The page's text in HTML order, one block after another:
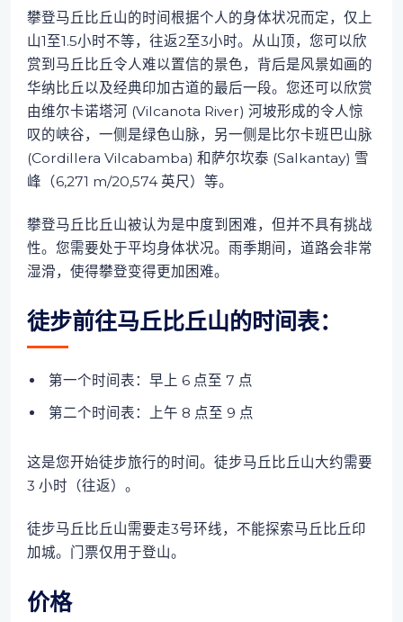
攀登马丘比丘山的时间根据个人的身体状况而定，仅上
山1至1.5小时不等，往返2至3小时。从山顶，您可以欣
赏到马丘比丘令人难以置信的景色，背后是风景如画的
华纳比丘以及经典印加古道的最后一段。您还可以欣赏
由维尔卡诺塔河 (Vilcanota River) 河坡形成的令人惊
叹的峡谷，一侧是绿色山脉，另一侧是比尔卡班巴山脉
(Cordillera Vilcabamba) 和萨尔坎泰 (Salkantay) 雪
峰（6,271 m/20,574 英尺）等。
攀登马丘比丘山被认为是中度到困难，但并不具有挑战
性。您需要处于平均身体状况。雨季期间，道路会非常
湿滑，使得攀登变得更加困难。
徒步前往马丘比丘山的时间表：
第一个时间表：早上 6 点至 7 点
第二个时间表：上午 8 点至 9 点
这是您开始徒步旅行的时间。徒步马丘比丘山大约需要
3 小时（往返）。
徒步马丘比丘山需要走3号环线，不能探索马丘比丘印
加城。门票仅用于登山。
价格